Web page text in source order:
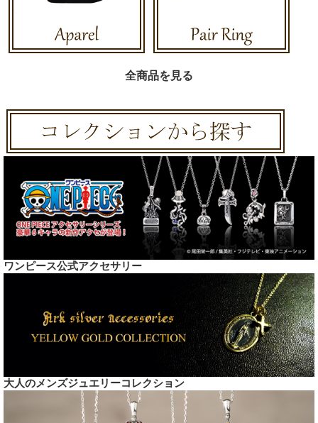
全商品を見る
ワンピース公式アクセサリー
大人のメンズジュエリーコレクション